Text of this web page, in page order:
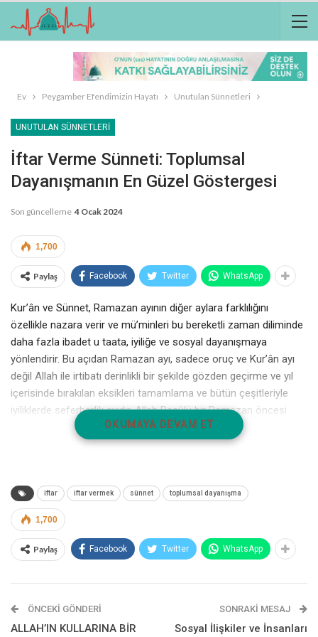
Ev Peygamber Efendimizin Hayatı Unutulan Sünnetleri
UNUTULAN SÜNNETLERI
İftar Verme Sünneti: Toplumsal
Dayanışmanın En Güzel Göstergesi
Son güncelleme 4 Ocak 2024
1,700
Paylaş Facebook Twitter WhatsApp
Kur’ân ve Sünnet, Ramazan ayının diğer aylara farklılığını
özellikle nazara verir ve mü’minleri bu bereketli zaman diliminde
daha fazla ibadet u taata, iyiliğe ve sosyal dayanışmaya
yönlendirir. Bu açıdan Ramazan ayı, sadece oruç ve Kur’ân ayı
değil Allah ile irtibatı derinlikli bir şekilde gözden geçirme ve yıl
içerisinde bırakılan eksikleri tamamlama ve bütün çeşitleriyle
iyiliklerde seferberlik ayıdır. Allah Resûlü bir Ramazan öncesi
ashâbını böyle bir “iyilik yarışına” şu ifadelerle davet eder:
rahmet indirir. Hataları yok eder, o ayda
OKUMAYA DEVAM ET
iftar iftar vermek sünnet toplumsal dayanışma
1,700
Paylaş Facebook Twitter WhatsApp
ÖNCEKI GÖNDERI
ALLAH’IN KULLARINA BİR
SONRAKI MESAJ
Sosyal İlişkiler ve İnsanları